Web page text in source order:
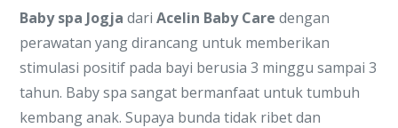
Baby spa Jogja dariAcelin Baby Care dengan
perawatan yang dirancang untuk memberikan
stimulasi positif pada bayi berusia 3 minggu sampai 3
tahun. Baby spa sangat bermanfaat untuk tumbuh
kembang anak. Supaya bunda tidak ribet dan